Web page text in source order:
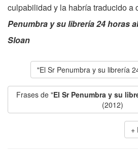
culpabilidad y la habría traducido a
Penumbra y su librería 24 horas
Sloan
"El Sr Penumbra y su librería
Frases de "El Sr Penumbra y su
(2012)